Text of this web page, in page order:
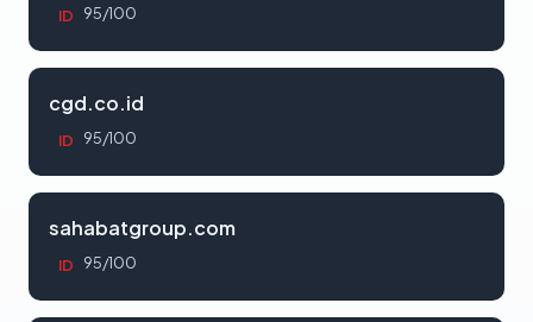
ID 95/100
cgd.co.id
ID 95/100
sahabatgroup.com
ID 95/100